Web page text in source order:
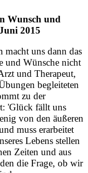
Wunsch und
2015
macht uns dann das
und Wünsche nicht
und Therapeut,
begleiteten
zu der
'Glück fällt uns
von den äußeren
muss erarbeitet
Lebens stellen
Zeiten und aus
die Frage, ob wir